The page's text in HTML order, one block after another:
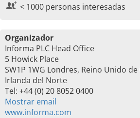
< 1000 personas interesadas
Organizador
Informa PLC Head Office
5 Howick Place
SW1P 1WG Londres, Reino Unido
Irlanda del Norte
Tel: +44 (0) 20 8052 0400
Mostrar email
www.informa.com